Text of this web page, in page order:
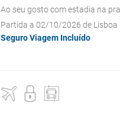
Ao seu gosto com estadia na
Partida a 02/10/2026 de Lisboa
Seguro Viagem Incluído